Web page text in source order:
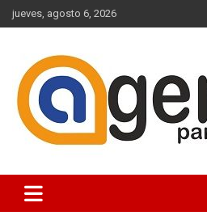
Saltar
al
jueves, agosto 6, 2026
Agenda Paraguay